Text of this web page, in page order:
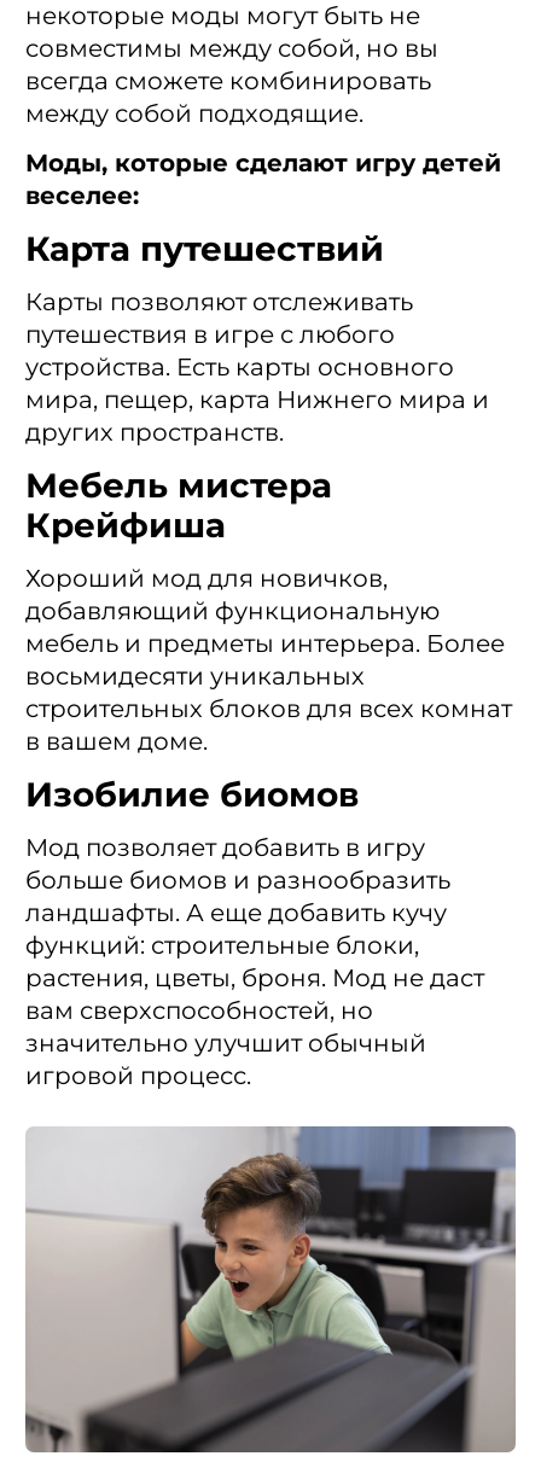
некоторые моды могут быть не
совместимы между собой, но вы
всегда сможете комбинировать
между собой подходящие.
Моды, которые сделают игру детей
веселее:
Карта путешествий
Карты позволяют отслеживать
путешествия в игре с любого
устройства. Есть карты основного
мира, пещер, карта Нижнего мира и
других пространств.
Мебель мистера
Крейфиша
Хороший мод для новичков,
добавляющий функциональную
мебель и предметы интерьера. Более
восьмидесяти уникальных
строительных блоков для всех комнат
в вашем доме.
Изобилие биомов
Мод позволяет добавить в игру
больше биомов и разнообразить
ландшафты. А еще добавить кучу
функций: строительные блоки,
растения, цветы, броня. Мод не даст
вам сверхспособностей, но
значительно улучшит обычный
игровой процесс.